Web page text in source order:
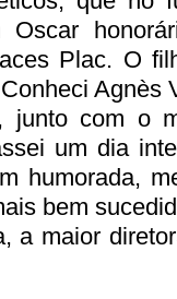
Oscar
Plac. O
Agnès
junto com o
um dia
humorada,
bem
a maior